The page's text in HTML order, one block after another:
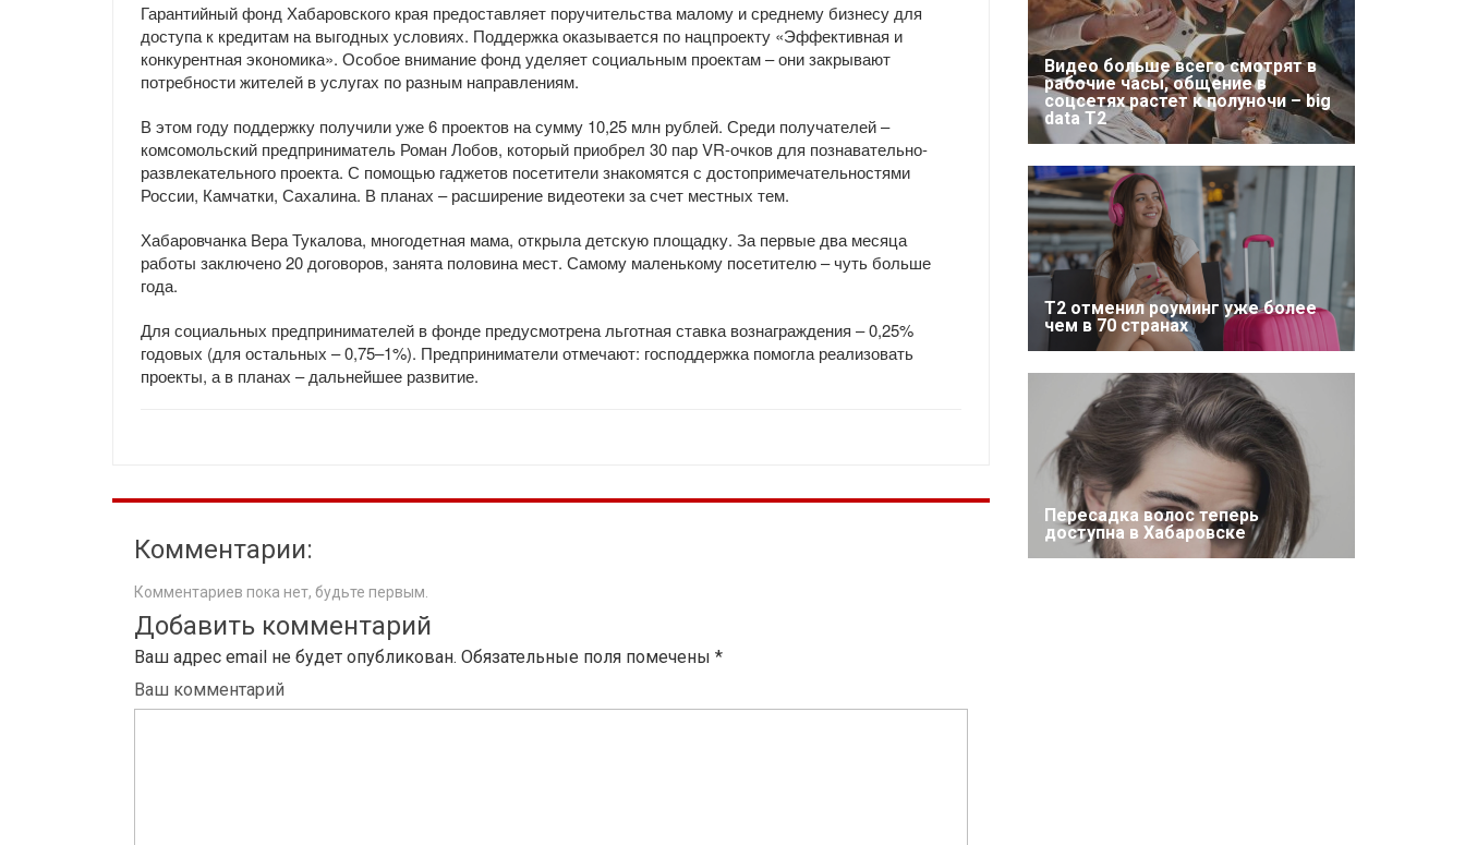
Гарантийный фонд Хабаровского края предоставляет поручительства малому и среднему бизнесу для
доступа к кредитам на выгодных условиях. Поддержка оказывается по нацпроекту «Эффективная и
конкурентная экономика». Особое внимание фонд уделяет социальным проектам – они закрывают
потребности жителей в услугах по разным направлениям.
В этом году поддержку получили уже 6 проектов на сумму 10,25 млн рублей. Среди получателей –
комсомольский предприниматель Роман Лобов, который приобрел 30 пар VR-очков для познавательно-
развлекательного проекта. С помощью гаджетов посетители знакомятся с достопримечательностями
России, Камчатки, Сахалина. В планах – расширение видеотеки за счет местных тем.
Хабаровчанка Вера Тукалова, многодетная мама, открыла детскую площадку. За первые два месяца
работы заключено 20 договоров, занята половина мест. Самому маленькому посетителю – чуть больше
года.
Для социальных предпринимателей в фонде предусмотрена льготная ставка вознаграждения – 0,25%
годовых (для остальных – 0,75–1%). Предприниматели отмечают: господдержка помогла реализовать
проекты, а в планах – дальнейшее развитие.
Комментарии:
Комментариев пока нет, будьте первым.
Добавить комментарий
Ваш адрес email не будет опубликован. Обязательные поля помечены *
Ваш комментарий
Видео больше всего смотрят в
рабочие часы, общение в
соцсетях растет к полуночи – big
data T2
Т2 отменил роуминг уже более
чем в 70 странах
Пересадка волос теперь
доступна в Хабаровске